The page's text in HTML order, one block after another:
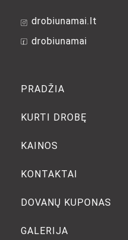
PRADŽIA
KURTI DROBĘ
KAINOS
KONTAKTAI
DOVANŲ KUPONAS
GALERIJA
drobiunamai.lt
drobiunamai